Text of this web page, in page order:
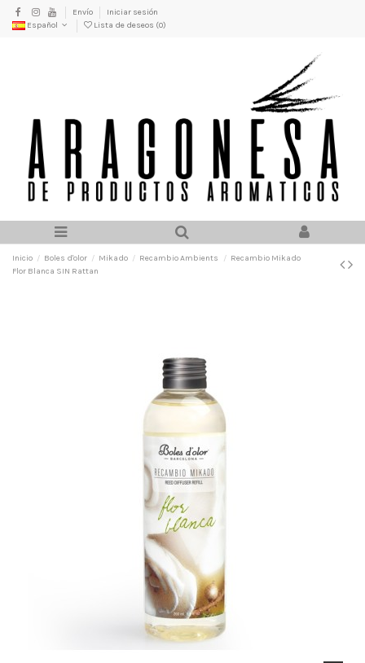
Envío
Iniciar sesión
Español
Lista de deseos (0)
Inicio Boles d'olor Mikado Recambio Ambients
Recambio Mikado
Flor Blanca SIN Rattan